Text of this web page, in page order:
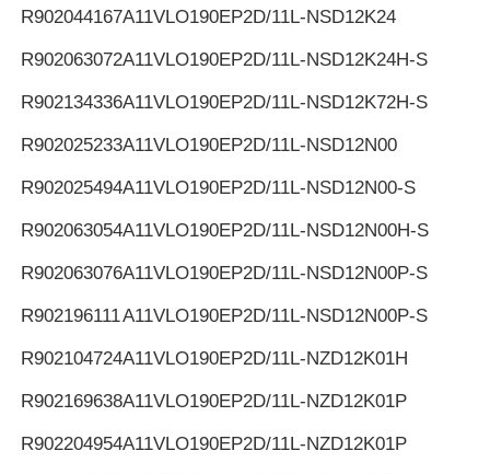
R902044167A11VLO190EP2D/11L-NSD12K24
R902063072A11VLO190EP2D/11L-NSD12K24H-S
R902134336A11VLO190EP2D/11L-NSD12K72H-S
R902025233A11VLO190EP2D/11L-NSD12N00
R902025494A11VLO190EP2D/11L-NSD12N00-S
R902063054A11VLO190EP2D/11L-NSD12N00H-S
R902063076A11VLO190EP2D/11L-NSD12N00P-S
R902196111A11VLO190EP2D/11L-NSD12N00P-S
R902104724A11VLO190EP2D/11L-NZD12K01H
R902169638A11VLO190EP2D/11L-NZD12K01P
R902204954A11VLO190EP2D/11L-NZD12K01P